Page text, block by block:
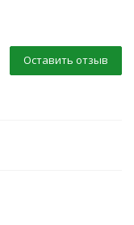
Оставить отзыв